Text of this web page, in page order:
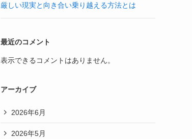
厳しい現実と向き合い乗り越える方法とは
最近のコメント
表示できるコメントはありません。
アーカイブ
2026年6月
2026年5月